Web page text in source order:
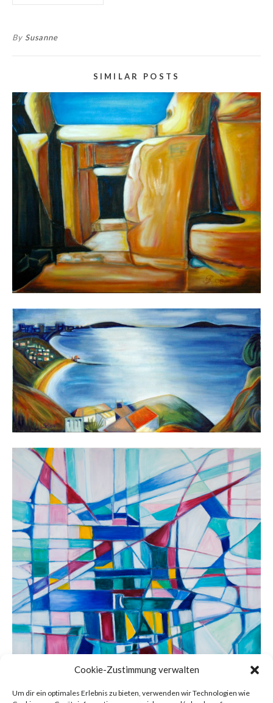
Cookie-Zustimmung verwalten
Um dir ein optimales Erlebnis zu bieten, verwenden wir Technologien wie
By Susanne
SIMILAR POSTS
MALTA 2
November 29, 2012
MALIBU
November 29, 2012
FORMENSPIEL 2
November 29, 2012